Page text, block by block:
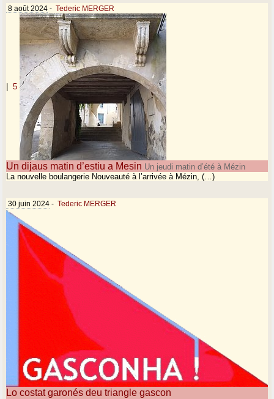
8 août 2024 - Tederic MERGER
| 5
Un dijaus matin d’estiu a Mesin Un jeudi matin d’été à Mézin
La nouvelle boulangerie Nouveauté à l’arrivée à Mézin, (…)
30 juin 2024 - Tederic MERGER
Lo costat garonés deu triangle gascon